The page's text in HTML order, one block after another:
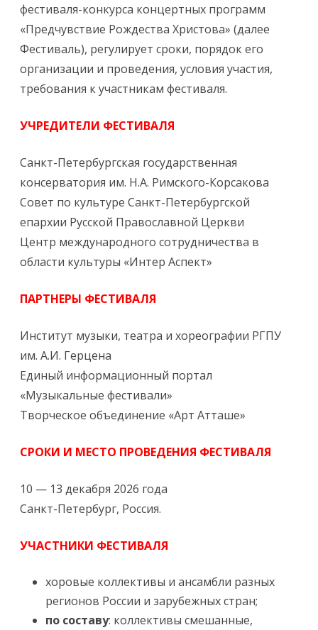
фестиваля-конкурса концертных программ
«Предчувствие Рождества Христова» (далее
Фестиваль), регулирует сроки, порядок его
организации и проведения, условия участия,
требования к участникам фестиваля.
УЧРЕДИТЕЛИ ФЕСТИВАЛЯ
Санкт-Петербургская государственная
консерватория им. Н.А. Римского-Корсакова
Совет по культуре Санкт-Петербургской
епархии Русской Православной Церкви
Центр международного сотрудничества в
области культуры «Интер Аспект»
ПАРТНЕРЫ ФЕСТИВАЛЯ
Институт музыки, театра и хореографии РГПУ
им. А.И. Герцена
Единый информационный портал
«Музыкальные фестивали»
Творческое объединение «Арт Атташе»
СРОКИ И МЕСТО ПРОВЕДЕНИЯ ФЕСТИВАЛЯ
10 — 13 декабря 2026 года
Санкт-Петербург, Россия.
УЧАСТНИКИ ФЕСТИВАЛЯ
хоровые коллективы и ансамбли разных
регионов России и зарубежных стран;
по составу: коллективы смешанные,